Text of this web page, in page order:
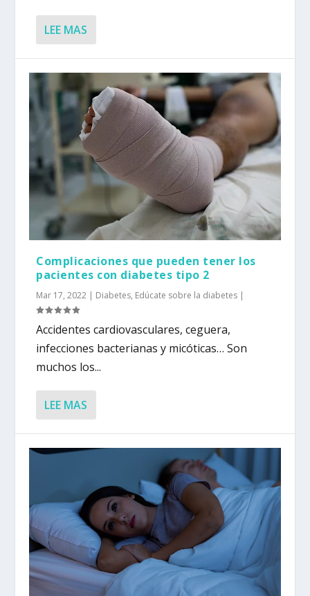
LEE MAS
Complicaciones que pueden tener los
pacientes con diabetes tipo 2
Mar 17, 2022 | Diabetes, Edúcate sobre la diabetes |
Accidentes cardiovasculares, ceguera,
infecciones bacterianas y micóticas… Son
muchos los...
LEE MAS